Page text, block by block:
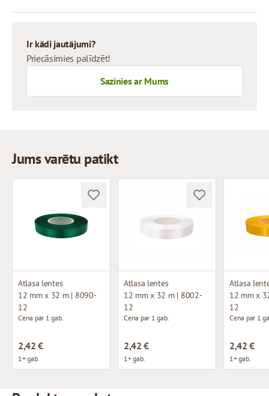
Ir kādi jautājumi?
Priecāsimies palīdzēt!
Sazinies ar Mums
Jums varētu patikt
Atlasa lentes
12 mm x 32 m | 8090-
12
Cena par 1 gab.
2,42 €
1+ gab.
Atlasa lentes
12 mm x 32 m | 8002-
12
Cena par 1 gab.
2,42 €
1+ gab.
Atlasa
12 mm x
12
Cena par 1
2,42 €
1+ gab.